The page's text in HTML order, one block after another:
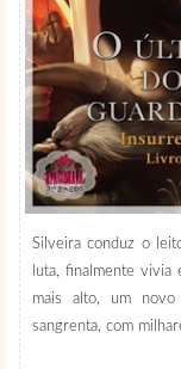
Silveira conduz o
luta, finalmente vivia
mais alto, um
sangrenta, com